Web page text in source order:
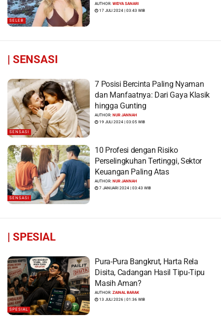
SELEB
Menyiram Bensin”
AUTHOR:WIDYA SANARI
17 JULI 2024 | 03:43 WIB
| SENSASI
SENSASI
7 Posisi Bercinta Paling Nyaman
dan Manfaatnya: Dari Gaya Klasik
hingga Gunting
AUTHOR:NUR JANNAH
19 JULI 2024 | 03:05 WIB
SENSASI
10 Profesi dengan Risiko
Perselingkuhan Tertinggi, Sektor
Keuangan Paling Atas
AUTHOR:NUR JANNAH
7 JANUARI 2024 | 03:43 WIB
| SPESIAL
SPESIAL
Pura-Pura Bangkrut, Harta Rela
Disita, Cadangan Hasil Tipu-Tipu
Masih Aman?
AUTHOR:ZAINAL BARAK
13 JULI 2026 | 01:36 WIB